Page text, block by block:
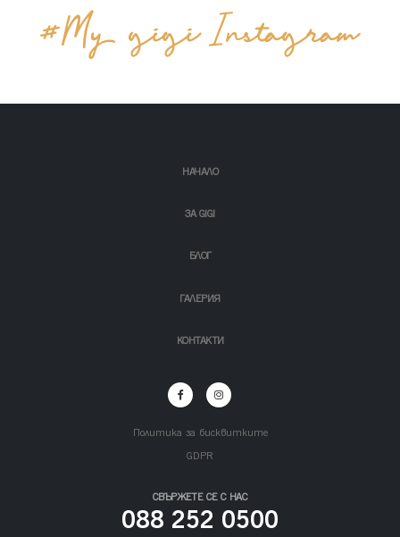
НАЧАЛО
ЗА GIGI
БЛОГ
ГАЛЕРИЯ
КОНТАКТИ
Политика за бисквитките
GDPR
СВЪРЖЕТЕ СЕ С НАС
088 252 0500